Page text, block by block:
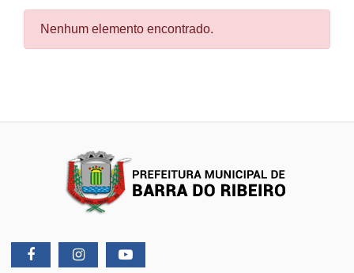
Nenhum elemento encontrado.